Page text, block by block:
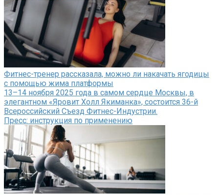
Фитнес-тренер рассказала, можно ли накачать ягодицы
с помощью жима платформы
13–14 ноября 2025 года в самом сердце Москвы, в
элегантном «Яровит Холл Якиманка», состоится 36-й
Всероссийский Съезд Фитнес-Индустрии.
Пресс: инструкция по применению